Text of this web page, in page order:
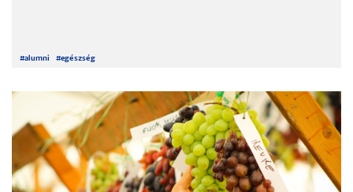
#alumni #egészség